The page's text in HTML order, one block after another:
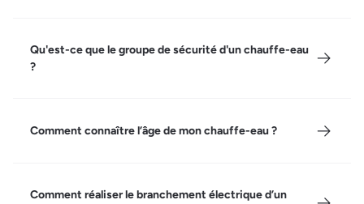
Qu'est-ce que le groupe de sécurité d'un chauffe-eau
?
Comment connaître l’âge de mon chauffe-eau ?
Comment réaliser le branchement électrique d’un